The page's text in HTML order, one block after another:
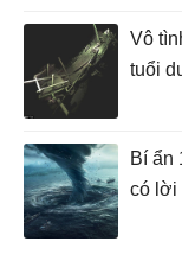
Vô
tuổi
Bí ẩn
có lời